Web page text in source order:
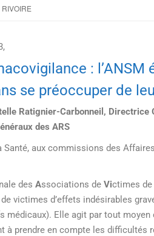
: l’ANSM
se préoccuper de
Ratignier-Carbonneil, Directrice
des ARS
aux commissions des
des Associations de Victimes de
victimes d’effets indésirables
médicaux). Elle agit par tout
à prendre en compte les difficultés